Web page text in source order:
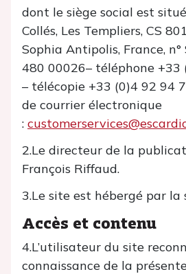
dont le siège social est
Collés, Les Templiers, CS
Sophia Antipolis, France, n°
480 00026– téléphone +33
– télécopie +33 (0)4 92 94
de courrier électronique
:
2.Le directeur de la
François Riffaud.
3.Le site est hébergé par la
Accès et contenu
4.L’utilisateur du site
connaissance de la